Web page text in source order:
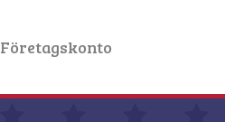
Företagskonto